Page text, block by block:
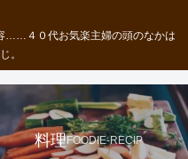
……４０代お気楽主婦の頭のなかは
。
料理FOODIE-RECIP